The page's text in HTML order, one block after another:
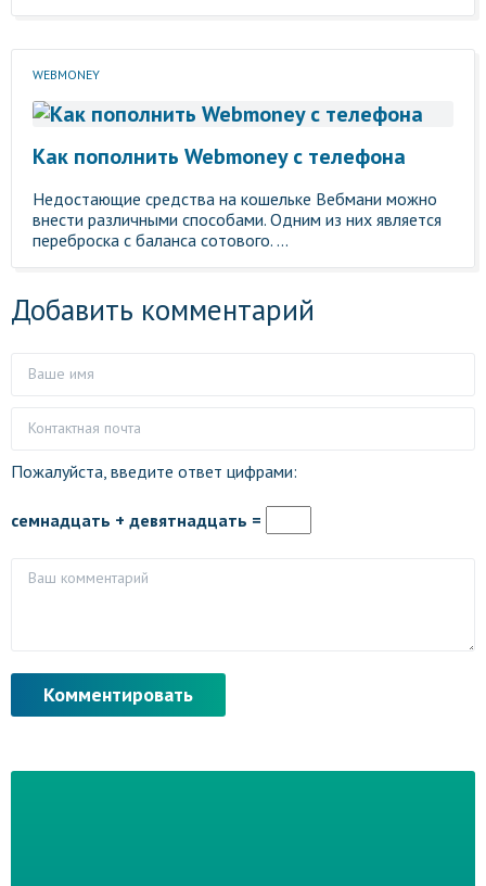
WEBMONEY
Как пополнить Webmoney с телефона
Недостающие средства на кошельке Вебмани можно
внести различными способами. Одним из них является
переброска с баланса сотового. ...
Добавить комментарий
Пожалуйста, введите ответ цифрами:
семнадцать + девятнадцать =